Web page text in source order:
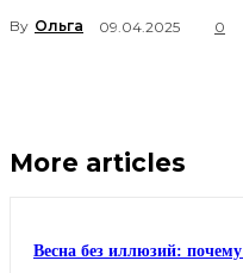
By Ольга 09.04.2025 0
More articles
Весна без иллюзий: